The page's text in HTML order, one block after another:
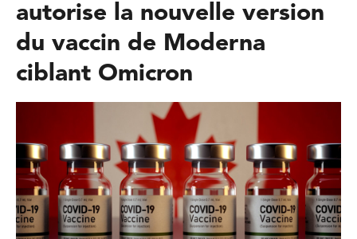
autorise la nouvelle version
du vaccin de Moderna
ciblant Omicron